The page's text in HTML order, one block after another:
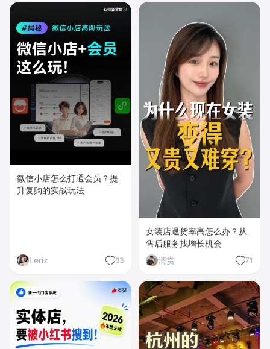
微信小店怎么打通会员？提
升复购的实战玩法
Leriz 63
女装店退货率高怎么办？从
售后服务找增长机会
清赏
71